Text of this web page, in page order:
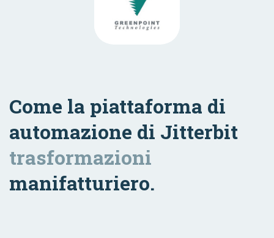
Come la piattaforma di
automazione di Jitterbit
trasformazioni
manifatturiero.